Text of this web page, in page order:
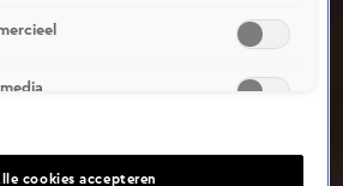
beschikbaar op je huidige locatie
cookies accepteren